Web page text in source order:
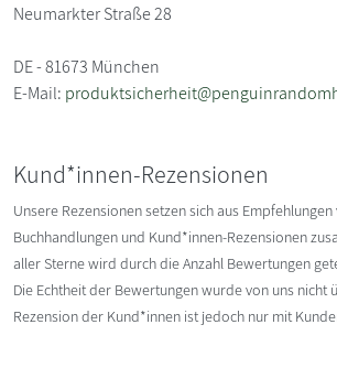
Neumarkter Straße 28
DE - 81673 München
E-Mail:
Kund*innen-Rezensionen
Unsere Rezensionen setzen sich aus
Buchhandlungen und Kund*innen-Rezensionen
aller Sterne wird durch die Anzahl Bewertungen
Die Echtheit der Bewertungen wurde von uns nicht
Rezension der Kund*innen ist jedoch nur mit